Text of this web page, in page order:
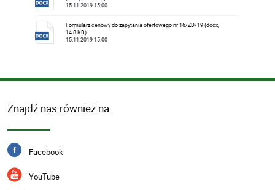
15.11.2019 15:00
Formularz cenowy do zapytania ofertowego nr 16/ZD/19 (docx,
14.8 KB)
15.11.2019 15:00
Znajdź nas również na
Facebook
YouTube